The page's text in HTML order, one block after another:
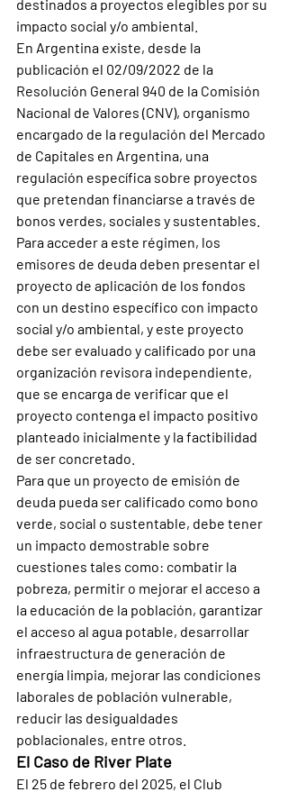
destinados a proyectos elegibles por su
impacto social y/o ambiental.
En Argentina existe, desde la
publicación el 02/09/2022 de la
Resolución General 940 de la Comisión
Nacional de Valores (CNV), organismo
encargado de la regulación del Mercado
de Capitales en Argentina, una
regulación específica sobre proyectos
que pretendan financiarse a través de
bonos verdes, sociales y sustentables.
Para acceder a este régimen, los
emisores de deuda deben presentar el
proyecto de aplicación de los fondos
con un destino específico con impacto
social y/o ambiental, y este proyecto
debe ser evaluado y calificado por una
organización revisora independiente,
que se encarga de verificar que el
proyecto contenga el impacto positivo
planteado inicialmente y la factibilidad
de ser concretado.
Para que un proyecto de emisión de
deuda pueda ser calificado como bono
verde, social o sustentable, debe tener
un impacto demostrable sobre
cuestiones tales como: combatir la
pobreza, permitir o mejorar el acceso a
la educación de la población, garantizar
el acceso al agua potable, desarrollar
infraestructura de generación de
energía limpia, mejorar las condiciones
laborales de población vulnerable,
reducir las desigualdades
poblacionales, entre otros.
El Caso de River Plate
El 25 de febrero del 2025, el Club